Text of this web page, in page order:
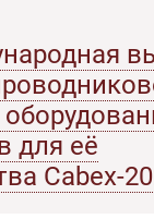
для её
Cabex-